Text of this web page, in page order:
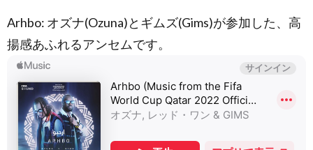
Arhbo: オズナ(Ozuna)とギムズ(Gims)が参加した、高
揚感あふれるアンセムです。